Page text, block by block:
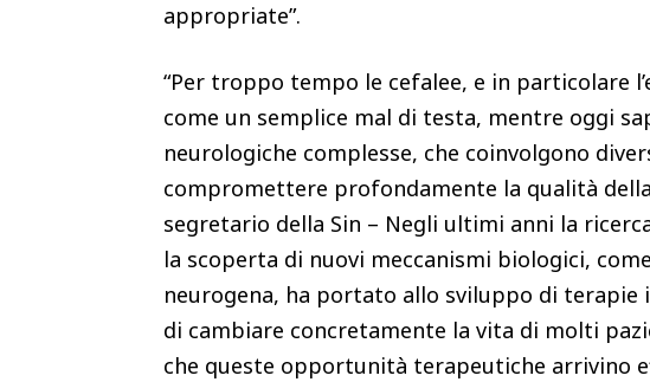
appropriate”.
“Per troppo tempo le cefalee, e in particolare
come un semplice mal di testa, mentre oggi
neurologiche complesse, che coinvolgono
compromettere profondamente la qualità
segretario della Sin – Negli ultimi anni la
la scoperta di nuovi meccanismi biologici,
neurogena, ha portato allo sviluppo di terapie
di cambiare concretamente la vita di molti
che queste opportunità terapeutiche arrivino